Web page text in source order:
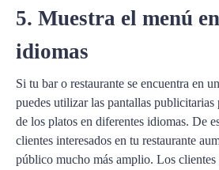
5. Muestra el menú
idiomas
Si tu bar o restaurante se encuentra en
puedes utilizar las pantallas publicitarias
de los platos en diferentes idiomas. De
clientes interesados en tu restaurante
público mucho más amplio. Los clientes